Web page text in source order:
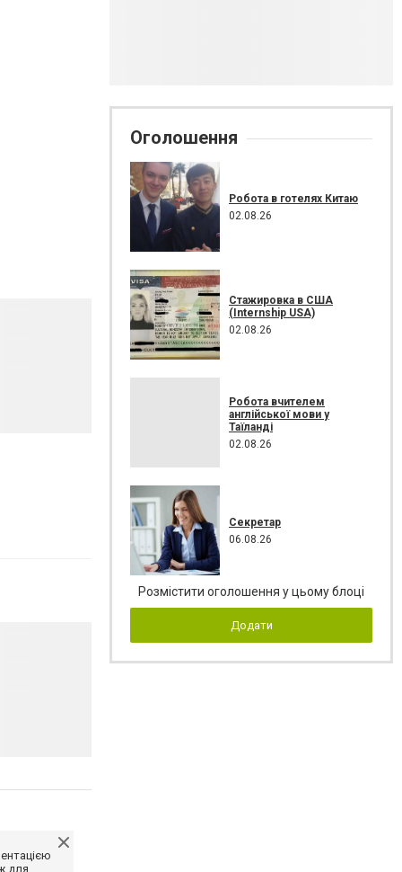
для
Оголошення
Робота в готелях Китаю
02.08.26
Стажировка в США
(Internship USA)
02.08.26
Робота вчителем
англійської мови у
Таїланді
02.08.26
Секретар
06.08.26
Розмістити оголошення у цьому блоці
Додати